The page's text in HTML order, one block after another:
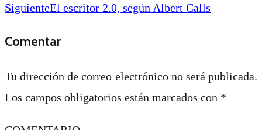
SiguienteEl escritor 2.0, según Albert Calls
Comentar
Tu dirección de correo electrónico no será publicada.
Los campos obligatorios están marcados con *